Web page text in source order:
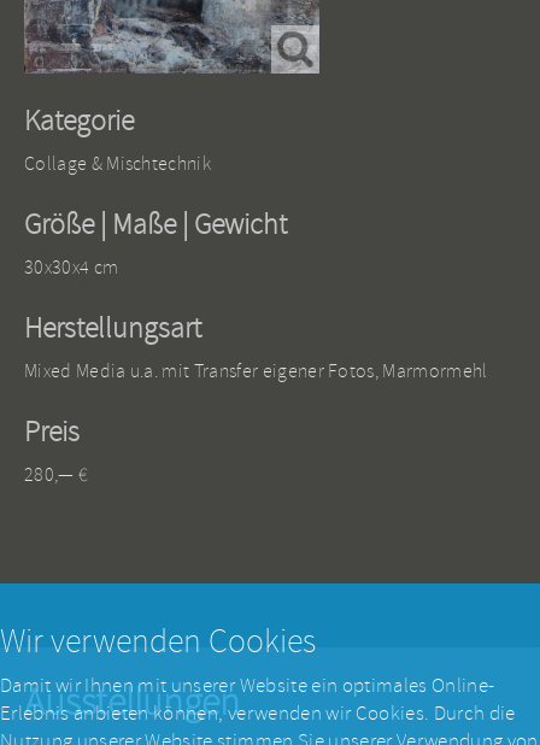
Kategorie
Collage & Mischtechnik
Größe | Maße | Gewicht
30x30x4 cm
Herstellungsart
Mixed Media u.a. mit Transfer eigener Fotos, Marmormehl
Preis
280,— €
Ausstellungen
Wir verwenden Cookies
Damit wir Ihnen mit unserer Website ein optimales Online-
Erlebnis anbieten können, verwenden wir Cookies. Durch die